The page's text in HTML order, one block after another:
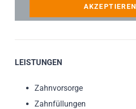
AKZEPTIEREN
LEISTUNGEN
Zahnvorsorge
Zahnfüllungen